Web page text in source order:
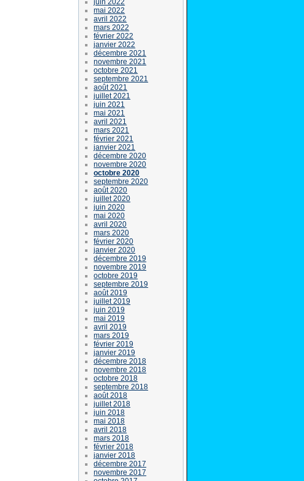
mai 2022
avril 2022
mars 2022
février 2022
janvier 2022
décembre 2021
novembre 2021
octobre 2021
septembre 2021
août 2021
juillet 2021
juin 2021
mai 2021
avril 2021
mars 2021
février 2021
janvier 2021
décembre 2020
novembre 2020
octobre 2020
septembre 2020
août 2020
juillet 2020
juin 2020
mai 2020
avril 2020
mars 2020
février 2020
janvier 2020
décembre 2019
novembre 2019
octobre 2019
septembre 2019
août 2019
juillet 2019
juin 2019
mai 2019
avril 2019
mars 2019
février 2019
janvier 2019
décembre 2018
novembre 2018
octobre 2018
septembre 2018
août 2018
juillet 2018
juin 2018
mai 2018
avril 2018
mars 2018
février 2018
janvier 2018
décembre 2017
novembre 2017